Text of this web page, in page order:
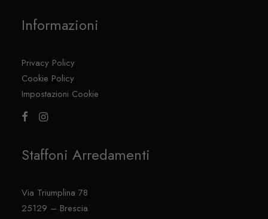
Informazioni
Privacy Policy
Cookie Policy
Impostazioni Cookie
Staffoni Arredamenti
Via Triumplina 78
25129 – Brescia